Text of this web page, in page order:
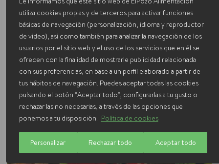
utiliza cookies propias y de terceros para activar funciones
básicas de navegación (personalización, idioma y reproductor
de vídeo), así como también para analizar la navegación de los
usuarios por el sitio web y el uso de los servicios que en él se
ofrecen con la finalidad de mostrarle publicidad relacionada
con sus preferencias, en base a un perfil elaborado a partir de
tus hábitos de navegación. Puedes aceptar todas las cookies
pulsando el botón “Aceptar todo”, configurarlas a tu gusto o
rechazar las no necesarias, a través de las opciones que
ponemos a tu disposición. Política de cookies
Personalizar Rechazar todo Aceptar todo